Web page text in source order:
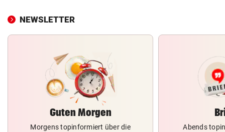
NEWSLETTER
Guten Morgen
Morgens topinformiert über die
Abends